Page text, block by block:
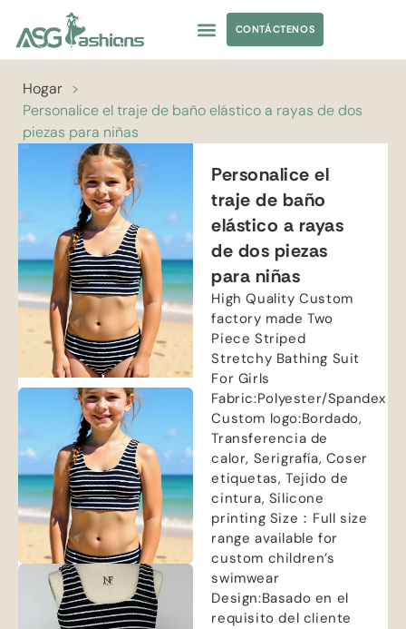
CONTÁCTENOS
Hogar >
Personalice el traje de baño elástico a rayas de dos
piezas para niñas
Personalice el
traje de baño
elástico a rayas
de dos piezas
para niñas
High Quality Custom
factory made Two
Piece Striped
Stretchy Bathing Suit
For Girls
Fabric:Polyester/Spandex
Custom logo:Bordado,
Transferencia de
calor, Serigrafía, Coser
etiquetas, Tejido de
cintura, Silicone
printing Size ： Full size
range available for
custom children’s
swimwear
Design:Basado en el
requisito del cliente